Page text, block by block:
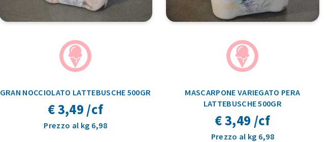
GRAN NOCCIOLATO LATTEBUSCHE 500GR
€ 3,49 /cf
Prezzo al kg 6,98
MASCARPONE VARIEGATO PERA
LATTEBUSCHE 500GR
€ 3,49 /cf
Prezzo al kg 6,98